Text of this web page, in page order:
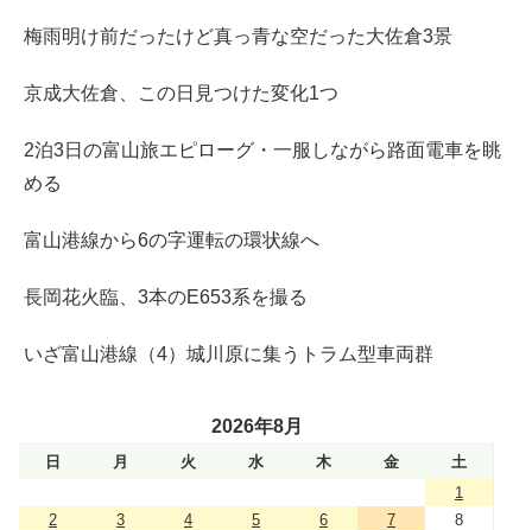
梅雨明け前だったけど真っ青な空だった大佐倉3景
京成大佐倉、この日見つけた変化1つ
2泊3日の富山旅エピローグ・一服しながら路面電車を眺
める
富山港線から6の字運転の環状線へ
長岡花火臨、3本のE653系を撮る
いざ富山港線（4）城川原に集うトラム型車両群
2026年8月
日 月 火 水 木 金
土
1
2
3 4 5 6 7
8